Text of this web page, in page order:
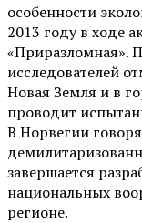
особенности
2013 году в ходе
«Приразломная».
исследователей
Новая Земля и в
проводит
В Норвегии
завершается
национальных
регионе.